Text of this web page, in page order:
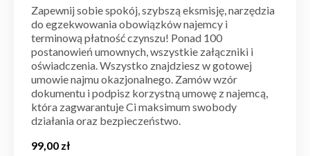
Zapewnij sobie spokój, szybszą eksmisję, narzędzia
do egzekwowania obowiązków najemcy i
terminową płatność czynszu! Ponad 100
postanowień umownych, wszystkie załączniki i
oświadczenia. Wszystko znajdziesz w gotowej
umowie najmu okazjonalnego. Zamów wzór
dokumentu i podpisz korzystną umowę z najemcą,
która zagwarantuje Ci maksimum swobody
działania oraz bezpieczeństwo.
99,00 zł